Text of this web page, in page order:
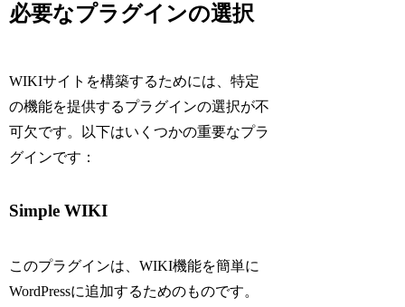
必要なプラグインの選択
WIKIサイトを構築するためには、特定
の機能を提供するプラグインの選択が不
可欠です。以下はいくつかの重要なプラ
グインです：
Simple WIKI
このプラグインは、WIKI機能を簡単に
WordPressに追加するためのものです。